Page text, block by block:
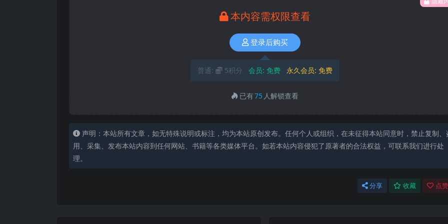
本内容需权限查看
登录后购买
普通: 5积分 会员: 免费 永久会员: 免费
已有75 人解锁查看
声明：本站所有文章，如无特殊说明或标注，均为本站原创发布。任何个人或组织，在未征得本站同意时，禁止复制、
用、采集、发布本站内容到任何网站、书籍等各类媒体平台。如若本站内容侵犯了原著者的合法权益，可联系我们进行处
理。
分享 收藏 点